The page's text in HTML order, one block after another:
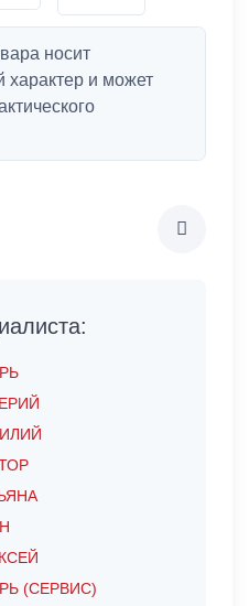
носит
характер и может
(СЕРВИС)